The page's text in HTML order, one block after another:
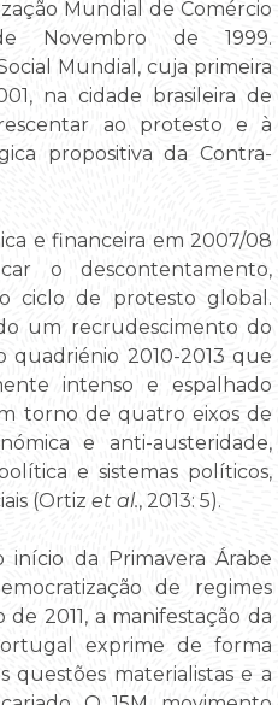
Mundial de Comércio
Novembro de 1999.
Mundial, cuja primeira
na cidade brasileira de
ao protesto e à
propositiva da Contra-
e financeira em 2007/08
o descontentamento,
ciclo de protesto global.
um recrudescimento do
quadriénio 2010-2013 que
intenso e espalhado
torno de quatro eixos de
e anti-austeridade,
e sistemas políticos,
(Ortiz et al., 2013: 5).
da Primavera Árabe
de regimes
2011, a manifestação da
exprime de forma
questões materialistas e a